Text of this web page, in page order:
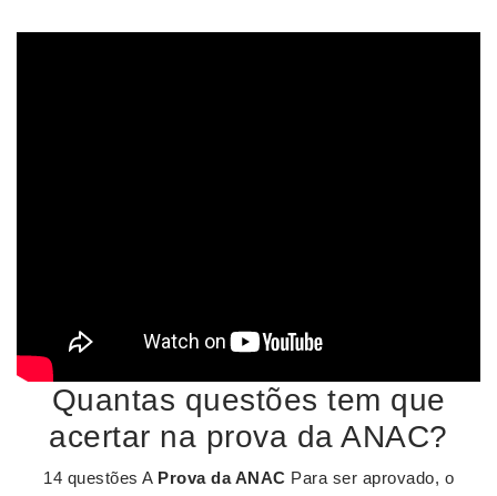
Quantas questões tem que
acertar na prova da ANAC?
14 questões A Prova da ANAC Para ser aprovado, o